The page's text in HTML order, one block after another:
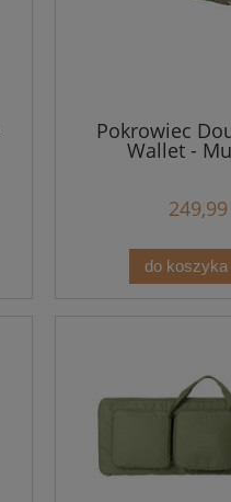
Pokrowiec
Wallet -
249,99
do koszyka